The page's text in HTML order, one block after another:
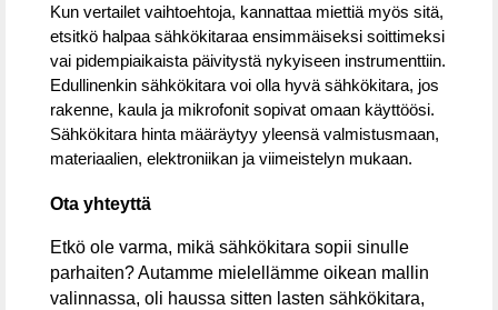
Kun vertailet vaihtoehtoja, kannattaa miettiä myös sitä,
etsitkö halpaa sähkökitaraa ensimmäiseksi soittimeksi
vai pidempiaikaista päivitystä nykyiseen instrumenttiin.
Edullinenkin sähkökitara voi olla hyvä sähkökitara, jos
rakenne, kaula ja mikrofonit sopivat omaan käyttöösi.
Sähkökitara hinta määräytyy yleensä valmistusmaan,
materiaalien, elektroniikan ja viimeistelyn mukaan.
Ota yhteyttä
Etkö ole varma, mikä sähkökitara sopii sinulle
parhaiten? Autamme mielellämme oikean mallin
valinnassa, oli haussa sitten lasten sähkökitara,